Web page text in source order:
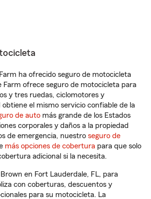
ha ofrecido seguro de motocicleta
Farm ofrece seguro de motocicleta para
y tres ruedas, ciclomotores y
el mismo servicio confiable de la
de auto más grande de los Estados
corporales y daños a la propiedad
de emergencia, nuestro seguro de
más opciones de cobertura para que solo
adicional si la necesita.
en Fort Lauderdale, FL, para
con coberturas, descuentos y
para su motocicleta. La